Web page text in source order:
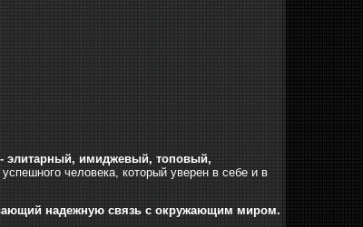
- элитарный, имиджевый, топовый,
человека, который уверен в себе и в
надежную связь с окружающим миром.